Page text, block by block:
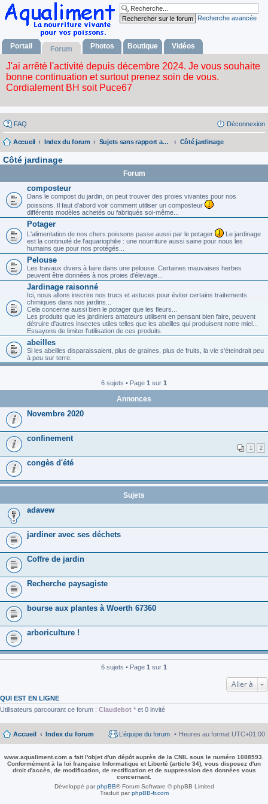
Recherche avancée
Portail Forum Photos Boutique Vidéos
FAQ Déconnexion
Accueil Index du forum Sujets sans rapport avec la nourriture vivante Côté jardinage
Côté jardinage
Forum
composteur
Dans le compost du jardin, on peut trouver des proies vivantes pour nos
poissons. Il faut d'abord voir comment utiliser un composteur
différents modèles achetés ou fabriqués soi-même...
Potager
L'alimentation de nos chers poissons passe aussi par le potager
Le jardinage
est la continuité de l'aquariophilie : une nourriture aussi saine pour nous les
humains que pour nos protégés...
Pelouse
Les travaux divers à faire dans une pelouse. Certaines mauvaises herbes
peuvent être données à nos proies d'élevage...
Jardinage raisonné
Ici, nous allons inscrire nos trucs et astuces pour éviter certains traitements
chimiques dans nos jardins...
Cela concerne aussi bien le potager que les fleurs...
Les produits que les jardiniers amateurs utilisent en pensant bien faire, peuvent
détruire d'autres insectes utiles telles que les abeilles qui produisent notre miel...
Essayons de limiter l'utilisation de ces produits.
abeilles
Si les abeilles disparaissaient, plus de graines, plus de fruits, la vie s'éteindrait peu
à peu sur terre.
6 sujets • Page 1 sur 1
Annonces
Novembre 2020
confinement
1 2
congès d'été
Sujets
adavew
jardiner avec ses déchets
Coffre de jardin
Recherche paysagiste
bourse aux plantes à Woerth 67360
arboriculture !
6 sujets • Page 1 sur 1
Aller à
QUI EST EN LIGNE
Utilisateurs parcourant ce forum : Claudebot * et 0 invité
Accueil Index du forum Heures au format UTC+01:00
L’équipe du forum
www.aqualiment.com a fait l'objet d'un dépôt auprès de la CNIL sous le numéro 1088593.
Conformément à la loi française Informatique et Liberté (article 34), vous disposez d'un
droit d'accès, de modification, de rectification et de suppression des données vous
concernant.
Développé parphpBB® Forum Software © phpBB Limited
Traduit parphpBB-fr.com